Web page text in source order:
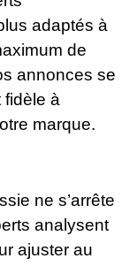
adaptés à
de
annonces se
fidèle à
marque.
ne s’arrête
analysent
ajuster au